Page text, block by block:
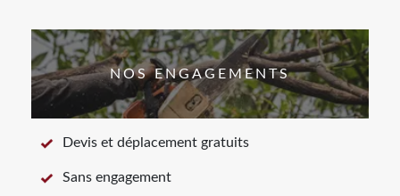
NOS ENGAGEMENTS
Devis et déplacement gratuits
Sans engagement